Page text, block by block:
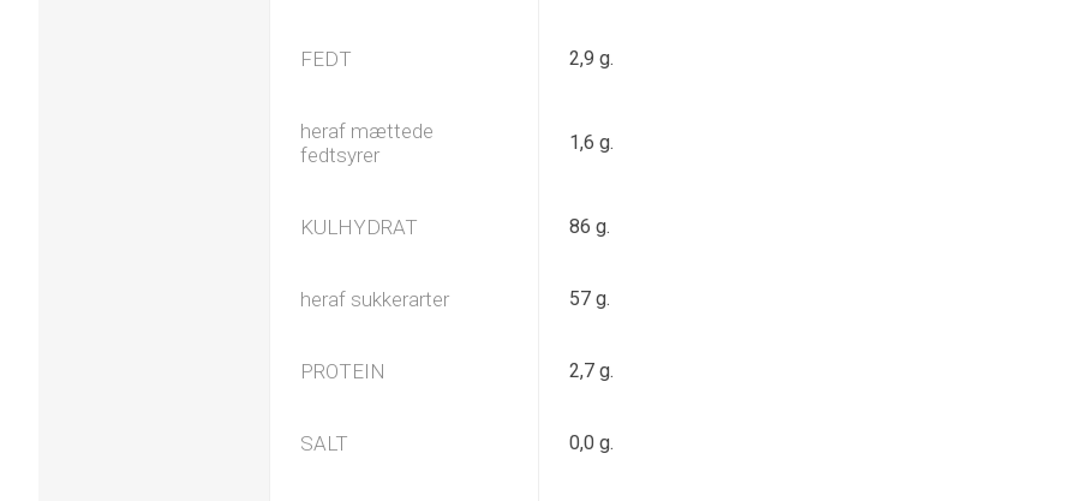
FEDT 2,9 g.
heraf mættede
fedtsyrer
1,6 g.
KULHYDRAT 86 g.
heraf sukkerarter 57 g.
PROTEIN 2,7 g.
SALT 0,0 g.